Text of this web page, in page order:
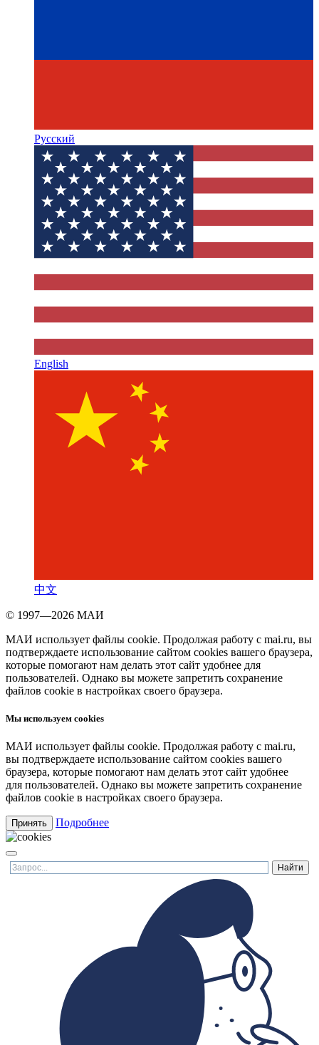
Русский
English
中文
© 1997—2026 МАИ
МАИ использует файлы cookie. Продолжая работу с mai.ru, вы
подтверждаете использование сайтом cookies вашего браузера,
которые помогают нам делать этот сайт удобнее для
пользователей. Однако вы можете запретить сохранение
файлов cookie в настройках своего браузера.
Мы используем cookies
МАИ использует файлы cookie. Продолжая работу с mai.ru,
вы подтверждаете использование сайтом cookies вашего
браузера, которые помогают нам делать этот сайт удобнее
для пользователей. Однако вы можете запретить сохранение
файлов cookie в настройках своего браузера.
Принять Подробнее